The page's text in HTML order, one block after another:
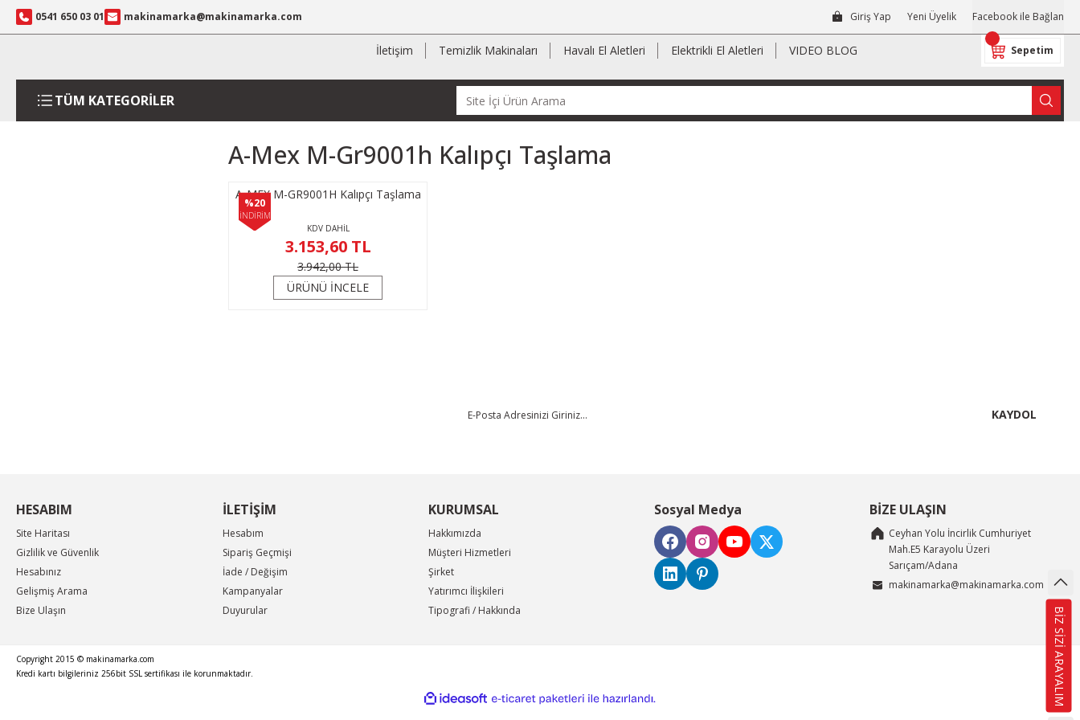
0541 650 03 01 makinamarka@makinamarka.com Giriş Yap Yeni Üyelik Facebook ile Bağlan
İletişim Temizlik Makinaları Havalı El Aletleri Elektrikli El Aletleri VIDEO BLOG Sepetim
TÜM KATEGORİLER
A-Mex M-Gr9001h Kalıpçı Taşlama
%20
İNDİRİM
A-MEX M-GR9001H Kalıpçı Taşlama
KDV DAHİL
3.153,60 TL
3.942,00 TL
ÜRÜNÜ İNCELE
KAYDOL
HESABIM
Site Haritası
Gizlilik ve Güvenlik
Hesabınız
Gelişmiş Arama
Bize Ulaşın
İLETİŞİM
Hesabım
Sipariş Geçmişi
İade / Değişim
Kampanyalar
Duyurular
KURUMSAL
Hakkımızda
Müşteri Hizmetleri
Şirket
Yatırımcı İlişkileri
Tipografi / Hakkında
Sosyal Medya BİZE ULAŞIN
Ceyhan Yolu İncirlik Cumhuriyet
Mah.E5 Karayolu Üzeri
Sarıçam/Adana
makinamarka@makinamarka.com
Copyright 2015 © makinamarka.com
Kredi kartı bilgileriniz 256bit SSL sertifikası ile korunmaktadır.
BİZ SİZİ ARAYALIM
ideasoft
e-